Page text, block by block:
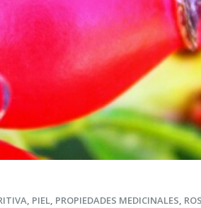
, PIEL, PROPIEDADES MEDICINALES,